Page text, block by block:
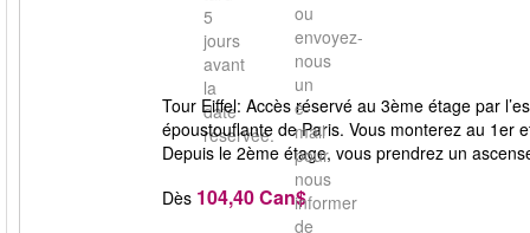
5
jours
avant
la
date
réservée.
ou
envoyez-
nous
un
e-
mail
pour
nous
informer
de
Tour Eiffel: Accès réservé au 3ème étage par
époustouflante de Paris. Vous monterez au 1er
Depuis le 2ème étage, vous prendrez un
Dès 104,40 Can$